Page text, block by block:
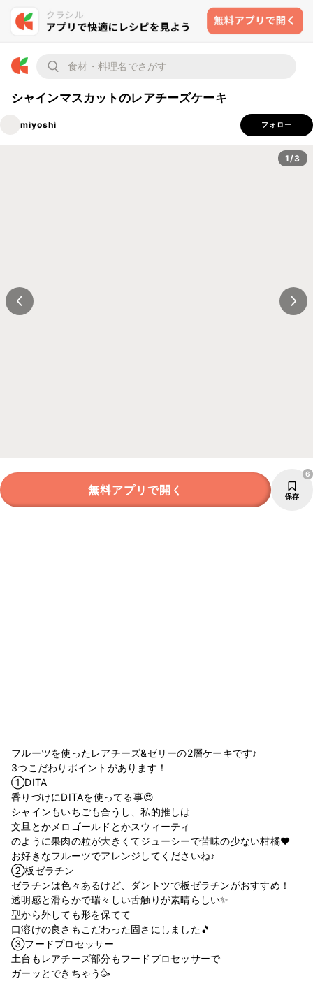
シャインマスカットのレアチーズケーキ
miyoshi フォロー
1/3
無料アプリで開く 保存
6
フルーツを使ったレアチーズ&ゼリーの2層ケーキです♪
3つこだわりポイントがあります！
①DITA
香りづけにDITAを使ってる事😍
シャインもいちごも合うし、私的推しは
文旦とかメロゴールドとかスウィーティ
のように果肉の粒が大きくてジューシーで苦味の少ない柑橘❤️
お好きなフルーツでアレンジしてくださいね♪
②板ゼラチン
ゼラチンは色々あるけど、ダントツで板ゼラチンがおすすめ！
透明感と滑らかで瑞々しい舌触りが素晴らしい✨
型から外しても形を保てて
口溶けの良さもこだわった固さにしました🎵
③フードプロセッサー
土台もレアチーズ部分もフードプロセッサーで
ガーッとできちゃう🥳